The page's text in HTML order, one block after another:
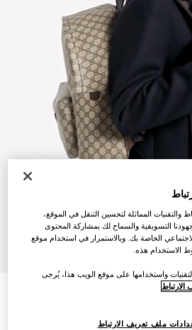
المماثلة لتحسين التنقل في الموقع،
التسويقية والسماح لك بمشاركة المحتوى
الخاصة بك. وبالاستمرار في استخدام موقع
الاستخدام هذه.
واستخدامها على موقع الويب هذا، يُرجى
ملف تعريف الارتباط